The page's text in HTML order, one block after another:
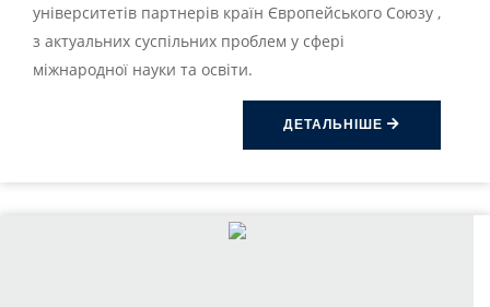
університетів партнерів країн Європейського Союзу ,
з актуальних суспільних проблем у сфері
міжнародної науки та освіти.
ДЕТАЛЬНІШЕ